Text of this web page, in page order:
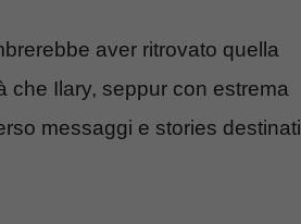
aver ritrovato quella
che Ilary, seppur con estrema
messaggi e stories destinati